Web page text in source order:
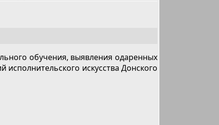
обучения, выявления одаренных
исполнительского искусства Донского